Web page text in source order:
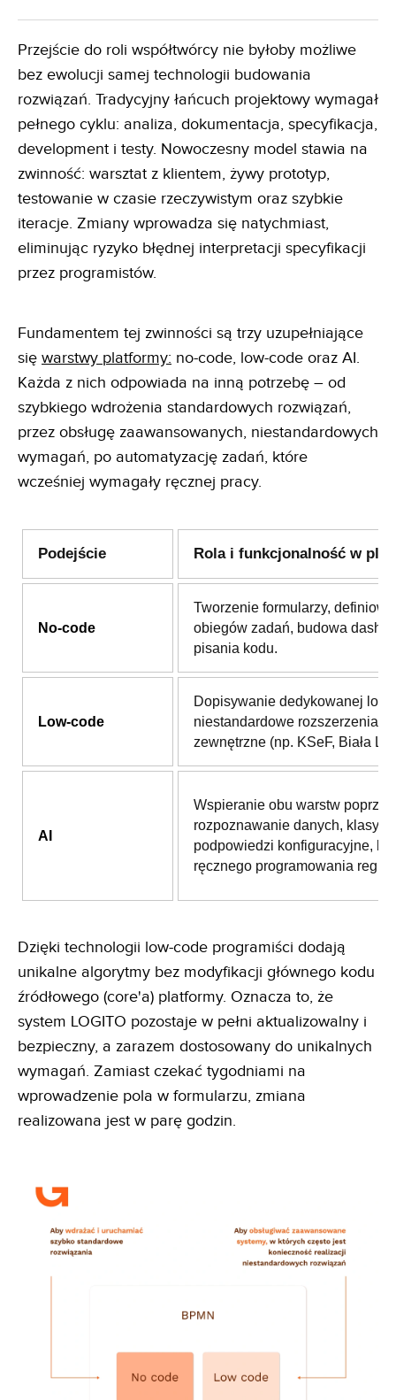
Przejście do roli współtwórcy nie byłoby możliwe
bez ewolucji samej technologii budowania
rozwiązań. Tradycyjny łańcuch projektowy wymagał
pełnego cyklu: analiza, dokumentacja, specyfikacja,
development i testy. Nowoczesny model stawia na
zwinność: warsztat z klientem, żywy prototyp,
testowanie w czasie rzeczywistym oraz szybkie
iteracje. Zmiany wprowadza się natychmiast,
eliminując ryzyko błędnej interpretacji specyfikacji
przez programistów.
Fundamentem tej zwinności są trzy uzupełniające
się warstwy platformy: no-code, low-code oraz AI.
Każda z nich odpowiada na inną potrzebę – od
szybkiego wdrożenia standardowych rozwiązań,
przez obsługę zaawansowanych, niestandardowych
wymagań, po automatyzację zadań, które
wcześniej wymagały ręcznej pracy.
Podejście Rola i funkcjonalność w
No-code
Tworzenie formularzy,
obiegów zadań, budowa
pisania kodu.
Low-code
Dopisywanie dedykowanej
niestandardowe rozszerzenia i
zewnętrzne (np. KSeF, Biała
AI
Wspieranie obu warstw
rozpoznawanie danych,
podpowiedzi konfiguracyjne,
ręcznego programowania reguł.
Dzięki technologii low-code programiści dodają
unikalne algorytmy bez modyfikacji głównego kodu
źródłowego (core'a) platformy. Oznacza to, że
system LOGITO pozostaje w pełni aktualizowalny i
bezpieczny, a zarazem dostosowany do unikalnych
wymagań. Zamiast czekać tygodniami na
wprowadzenie pola w formularzu, zmiana
realizowana jest w parę godzin.